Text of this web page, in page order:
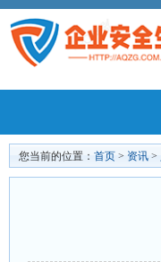
您当前的位置： 首页 > 资讯 >